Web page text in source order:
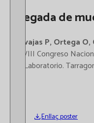
Llegada de
Navajas P, Ortega
XXVIII Congreso
de Laboratorio.
Enllaç poster